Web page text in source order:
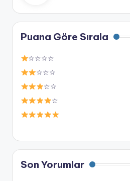
Puana Göre Sırala
☆☆☆☆
☆☆☆
☆☆
☆
Son Yorumlar